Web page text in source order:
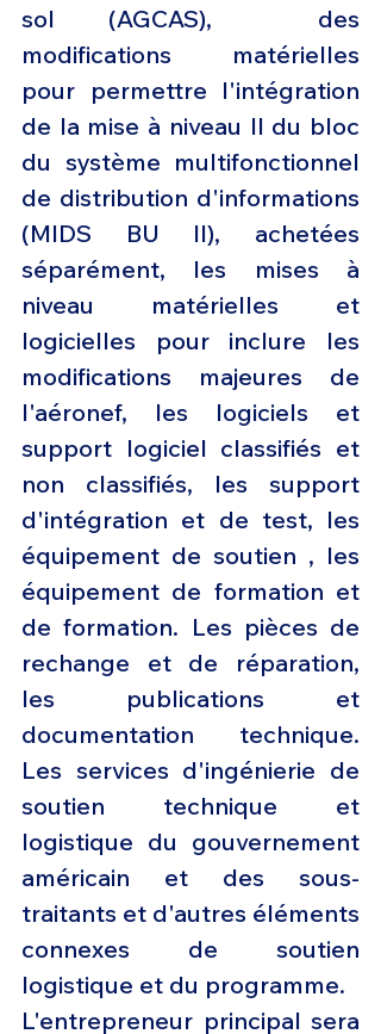
sol (AGCAS),  des
modifications matérielles
pour permettre l'intégration
de la mise à niveau II du bloc
du système multifonctionnel
de distribution d'informations
(MIDS BU II), achetées
séparément, les mises à
niveau matérielles et
logicielles pour inclure les
modifications majeures de
l'aéronef, les logiciels et
support logiciel classifiés et
non classifiés, les support
d'intégration et de test, les
équipement de soutien , les
équipement de formation et
de formation. Les pièces de
rechange et de réparation,
les publications et
documentation technique.
Les services d'ingénierie de
soutien technique et
logistique du gouvernement
américain et des sous-
traitants et d'autres éléments
connexes de soutien
logistique et du programme.
L'entrepreneur principal sera